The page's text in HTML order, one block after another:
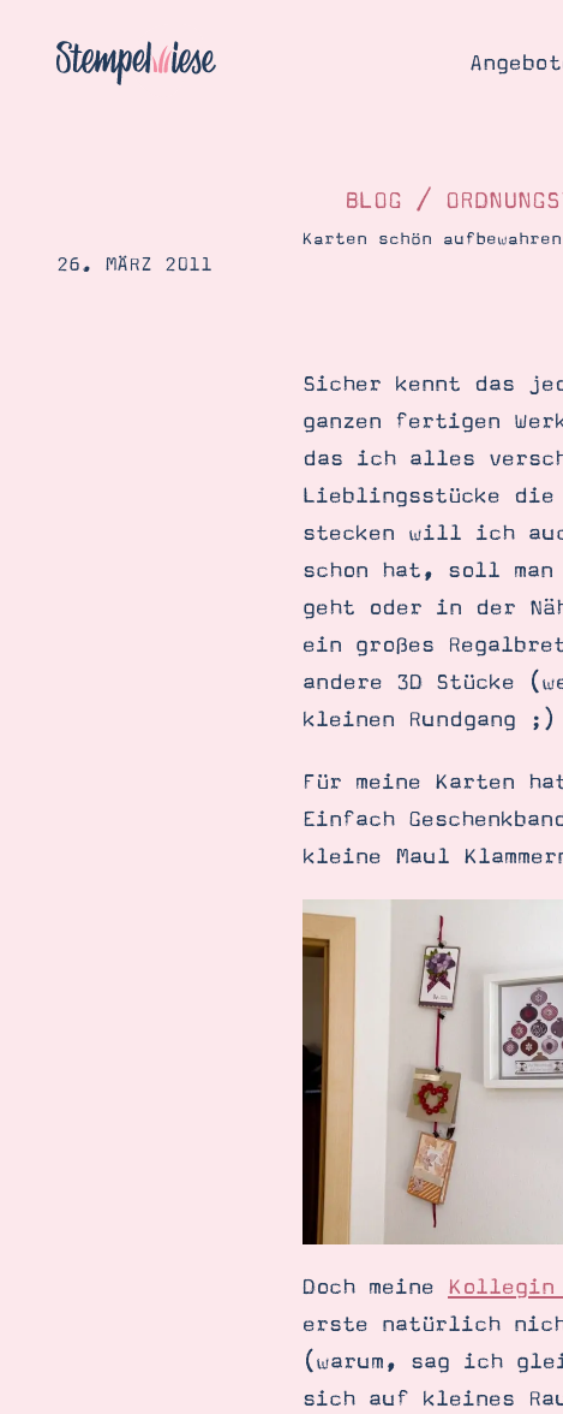
Blog
Über
Über
Datenschutz
BLOG /
Karten schön
26. MÄRZ 2011
Sicher kennt das
ganzen fertigen
das ich alles
Lieblingsstücke
stecken will ich
schon hat, soll man
geht oder in der
ein großes
andere 3D Stücke
kleinen Rundgang
Für meine Karten
Einfach
kleine Maul
Doch meine Kollegin
erste natürlich
(warum, sag ich
sich auf kleines